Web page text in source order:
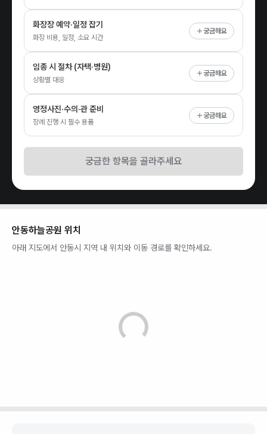
화장장 예약·일정 잡기
화장 비용, 일정, 소요 시간
궁금해요
임종 시 절차 (자택·병원)
상황별 대응
궁금해요
영정사진·수의·관 준비
장례 진행 시 필수 용품
궁금해요
궁금한 항목을 골라주세요
안동하늘공원 위치
아래 지도에서 안동시 지역 내 위치와 이동 경로를 확인하세요.